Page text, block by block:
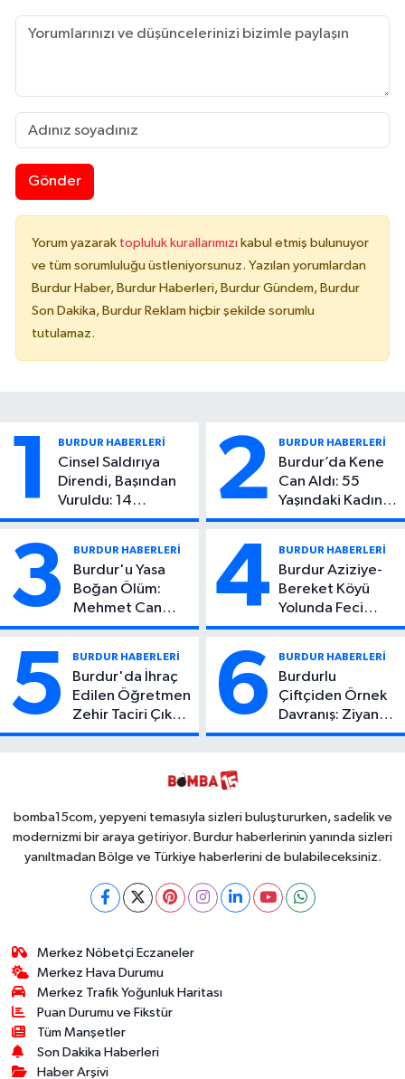
Gönder
Yorum yazarak topluluk kurallarımızı kabul etmiş bulunuyor
ve tüm sorumluluğu üstleniyorsunuz. Yazılan yorumlardan
Burdur Haber, Burdur Haberleri, Burdur Gündem, Burdur
Son Dakika, Burdur Reklam hiçbir şekilde sorumlu
tutulamaz.
1 BURDUR HABERLERİ
Cinsel Saldırıya
Direndi, Başından
Vuruldu: 14
Yaşındaki Çocuktan
2 BURDUR HABERLERİ
Burdur’da Kene
Can Aldı: 55
Yaşındaki Kadın
Hayatını Kaybetti
3 BURDUR HABERLERİ
Burdur'u Yasa
Boğan Ölüm:
Mehmet Can
Atıcı Genç Yaşta
4 BURDUR HABERLERİ
Burdur Aziziye-
Bereket Köyü
Yolunda Feci
Kaza: 1 Ölü, 2
5 BURDUR HABERLERİ
Burdur'da İhraç
Edilen Öğretmen
Zehir Taciri Çıktı:
Binlerce
6 BURDUR HABERLERİ
Burdurlu
Çiftçiden Örnek
Davranış: Ziyan
Olmasın Diye
Toplayabilecek
bomba15com, yepyeni temasıyla sizleri buluştururken, sadelik ve
modernizmi bir araya getiriyor. Burdur haberlerinin yanında sizleri
yanıltmadan Bölge ve Türkiye haberlerini de bulabileceksiniz.
Merkez Nöbetçi Eczaneler
Merkez Hava Durumu
Merkez Trafik Yoğunluk Haritası
Puan Durumu ve Fikstür
Tüm Manşetler
Son Dakika Haberleri
Haber Arşivi